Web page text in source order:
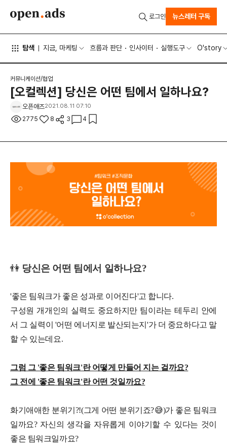
탐색 지금, 마케팅 흐름과 판단 인사이터 실행도구 O'story
로그인 뉴스레터 구독
커뮤니케이션/협업
[오컬렉션] 당신은 어떤 팀에서 일하나요?
오픈애즈2021.08.11 07:10
2775 8 3 4
👫 당신은 어떤 팀에서 일하나요?
'좋은 팀워크가 좋은 성과로 이어진다'고 합니다.
구성원 개개인의 실력도 중요하지만 팀이라는 테두리 안에
서 그 실력이 '어떤 에너지로 발산되는지'가 더 중요하다고 말
할 수 있는데요.
그럼 그 '좋은 팀워크'란 어떻게 만들어 지는 걸까요?
그 전에 '좋은 팀워크'란 어떤 것일까요?
화기애애한 분위기?!(그게 어떤 분위기죠?😅)가 좋은 팀워크
일까요? 자신의 생각을 자유롭게 이야기할 수 있다는 것이
좋은 팀워크일까요?